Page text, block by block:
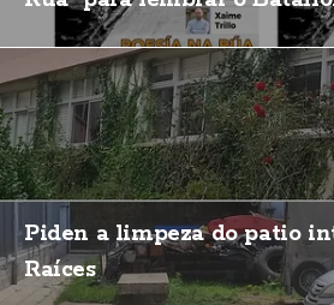
Piden a limpeza do patio
Raíces